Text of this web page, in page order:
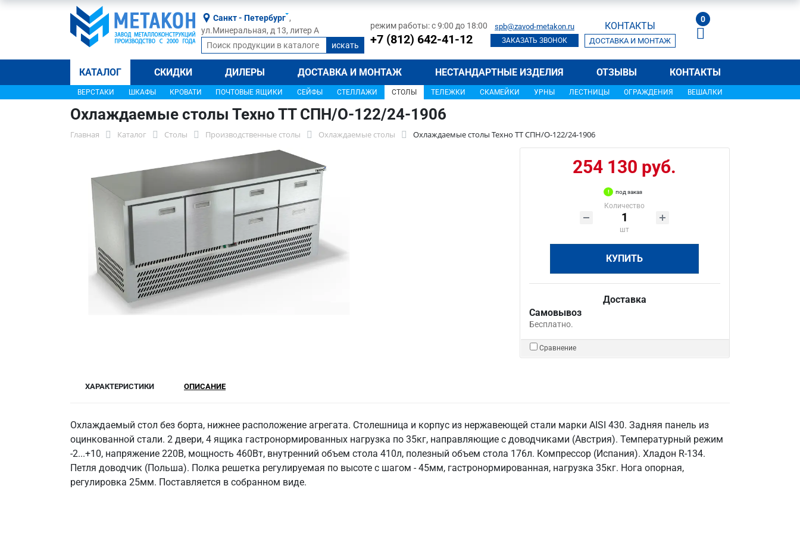
Санкт - Петербург ,
ул.Минеральная, д 13, литер А
режим работы: с 9:00 до 18:00
+7 (812) 642-41-12
spb@zavod-metakon.ru
ЗАКАЗАТЬ ЗВОНОК
КОНТАКТЫ
ДОСТАВКА И МОНТАЖ
0
КАТАЛОГ СКИДКИ ДИЛЕРЫ ДОСТАВКА И МОНТАЖ НЕСТАНДАРТНЫЕ ИЗДЕЛИЯ ОТЗЫВЫ КОНТАКТЫ
ВЕРСТАКИ ШКАФЫ КРОВАТИ ПОЧТОВЫЕ ЯЩИКИ СЕЙФЫ СТЕЛЛАЖИ СТОЛЫ ТЕЛЕЖКИ СКАМЕЙКИ УРНЫ ЛЕСТНИЦЫ ОГРАЖДЕНИЯ ВЕШАЛКИ
Охлаждаемые столы Техно ТТ СПН/О-122/24-1906
Главная Каталог Столы Производственные столы Охлаждаемые столы Охлаждаемые столы Техно ТТ СПН/О-122/24-1906
254 130 руб.
под заказ
Количество
шт
КУПИТЬ
Доставка
Самовывоз
Бесплатно.
Сравнение
ХАРАКТЕРИСТИКИ ОПИСАНИЕ
Охлаждаемый стол без борта, нижнее расположение агрегата. Столешница и корпус из нержавеющей стали марки AISI 430. Задняя панель из
оцинкованной стали. 2 двери, 4 ящика гастронормированных нагрузка по 35кг, направляющие с доводчиками (Австрия). Температурный режим
-2...+10, напряжение 220В, мощность 460Вт, внутренний объем стола 410л, полезный объем стола 176л. Компрессор (Испания). Хладон R-134.
Петля доводчик (Польша). Полка решетка регулируемая по высоте с шагом - 45мм, гастронормированная, нагрузка 35кг. Нога опорная,
регулировка 25мм. Поставляется в собранном виде.